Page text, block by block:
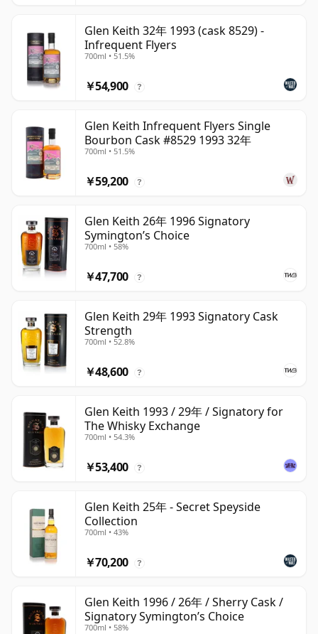
Glen Keith 32年 1993 (cask 8529) -
Infrequent Flyers
700ml • 51.5%
￥54,900 ?
Glen Keith Infrequent Flyers Single
Bourbon Cask #8529 1993 32年
700ml • 51.5%
￥59,200 ?
Glen Keith 26年 1996 Signatory
Symington’s Choice
700ml • 58%
￥47,700 ?
Glen Keith 29年 1993 Signatory Cask
Strength
700ml • 52.8%
￥48,600 ?
Glen Keith 1993 / 29年 / Signatory for
The Whisky Exchange
700ml • 54.3%
￥53,400 ?
Glen Keith 25年 - Secret Speyside
Collection
700ml • 43%
￥70,200 ?
Glen Keith 1996 / 26年 / Sherry Cask /
Signatory Symington’s Choice
700ml • 58%